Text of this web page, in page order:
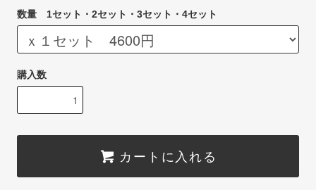
数量 1セット・2セット・3セット・4セット
購入数
カートに入れる